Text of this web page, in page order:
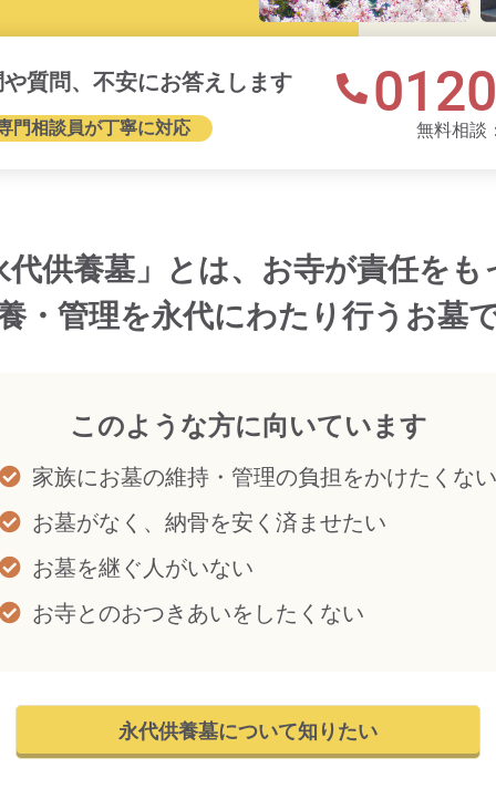
質問、不安にお答えします
門相談員が丁寧に対応 無料相談
代供養墓」とは、お寺が責任をも
・管理を永代にわたり行うお墓で
このような方に向いています
家族にお墓の維持・管理の負担をかけたくない
お墓がなく、納骨を安く済ませたい
お墓を継ぐ人がいない
お寺とのおつきあいをしたくない
永代供養墓について知りたい